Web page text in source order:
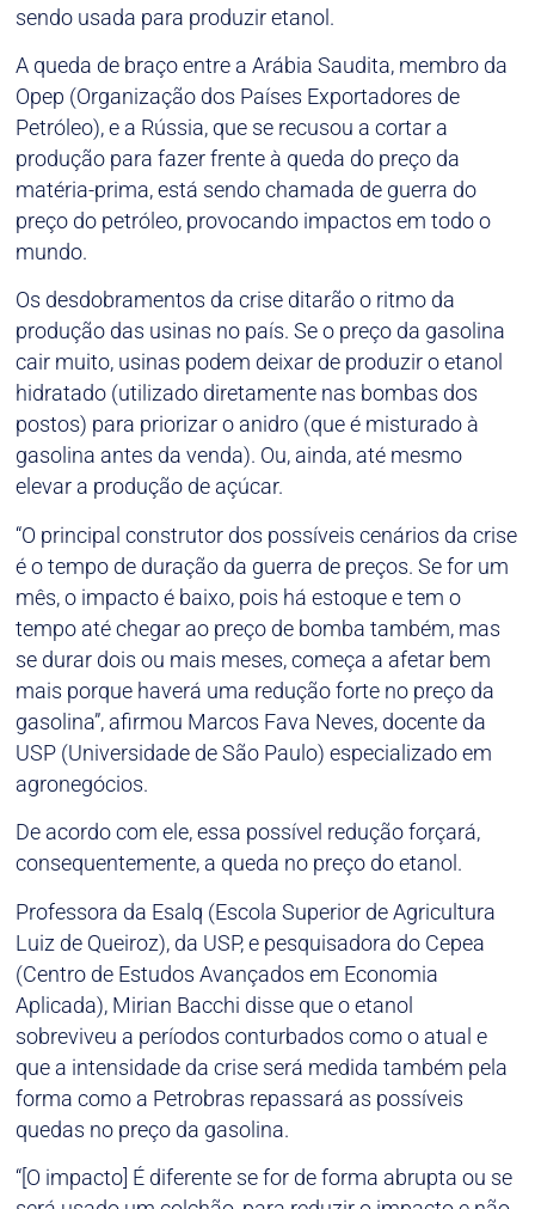
sendo usada para produzir etanol.
A queda de braço entre a Arábia Saudita, membro da
Opep (Organização dos Países Exportadores de
Petróleo), e a Rússia, que se recusou a cortar a
produção para fazer frente à queda do preço da
matéria-prima, está sendo chamada de guerra do
preço do petróleo, provocando impactos em todo o
mundo.
Os desdobramentos da crise ditarão o ritmo da
produção das usinas no país. Se o preço da gasolina
cair muito, usinas podem deixar de produzir o etanol
hidratado (utilizado diretamente nas bombas dos
postos) para priorizar o anidro (que é misturado à
gasolina antes da venda). Ou, ainda, até mesmo
elevar a produção de açúcar.
“O principal construtor dos possíveis cenários da crise
é o tempo de duração da guerra de preços. Se for um
mês, o impacto é baixo, pois há estoque e tem o
tempo até chegar ao preço de bomba também, mas
se durar dois ou mais meses, começa a afetar bem
mais porque haverá uma redução forte no preço da
gasolina”, afirmou Marcos Fava Neves, docente da
USP (Universidade de São Paulo) especializado em
agronegócios.
De acordo com ele, essa possível redução forçará,
consequentemente, a queda no preço do etanol.
Professora da Esalq (Escola Superior de Agricultura
Luiz de Queiroz), da USP, e pesquisadora do Cepea
(Centro de Estudos Avançados em Economia
Aplicada), Mirian Bacchi disse que o etanol
sobreviveu a períodos conturbados como o atual e
que a intensidade da crise será medida também pela
forma como a Petrobras repassará as possíveis
quedas no preço da gasolina.
“[O impacto] É diferente se for de forma abrupta ou se